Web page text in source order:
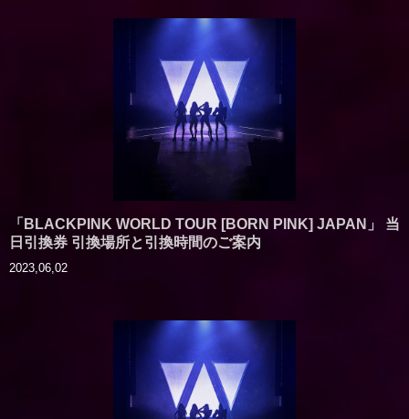
「BLACKPINK WORLD TOUR [BORN PINK] JAPAN」 当
日引換券 引換場所と引換時間のご案内
2023,06,02